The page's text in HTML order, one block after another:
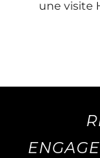
une visite